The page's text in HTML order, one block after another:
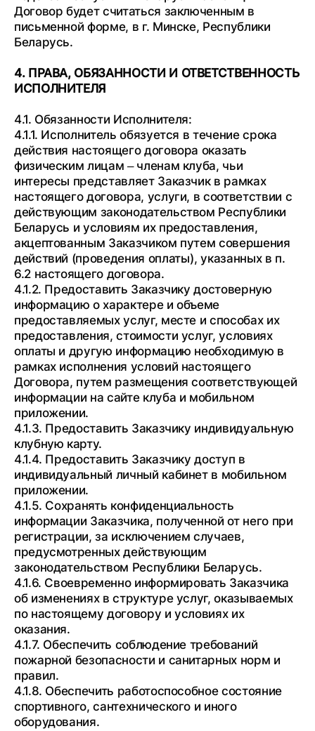
Договор будет считаться заключенным в
письменной форме, в г. Минске, Республики
Беларусь.
4. ПРАВА, ОБЯЗАННОСТИ И ОТВЕТСТВЕННОСТЬ
ИСПОЛНИТЕЛЯ
4.1. Обязанности Исполнителя:
4.1.1. Исполнитель обязуется в течение срока
действия настоящего договора оказать
физическим лицам – членам клуба, чьи
интересы представляет Заказчик в рамках
настоящего договора, услуги, в соответствии с
действующим законодательством Республики
Беларусь и условиям их предоставления,
акцептованным Заказчиком путем совершения
действий (проведения оплаты), указанных в п.
6.2 настоящего договора.
4.1.2. Предоставить Заказчику достоверную
информацию о характере и объеме
предоставляемых услуг, месте и способах их
предоставления, стоимости услуг, условиях
оплаты и другую информацию необходимую в
рамках исполнения условий настоящего
Договора, путем размещения соответствующей
информации на сайте клуба и мобильном
приложении.
4.1.3. Предоставить Заказчику индивидуальную
клубную карту.
4.1.4. Предоставить Заказчику доступ в
индивидуальный личный кабинет в мобильном
приложении.
4.1.5. Сохранять конфиденциальность
информации Заказчика, полученной от него при
регистрации, за исключением случаев,
предусмотренных действующим
законодательством Республики Беларусь.
4.1.6. Своевременно информировать Заказчика
об изменениях в структуре услуг, оказываемых
по настоящему договору и условиях их
оказания.
4.1.7. Обеспечить соблюдение требований
пожарной безопасности и санитарных норм и
правил.
4.1.8. Обеспечить работоспособное состояние
спортивного, сантехнического и иного
оборудования.